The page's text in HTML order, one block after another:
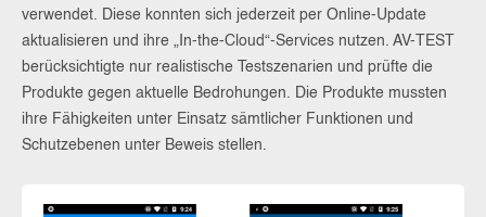
verwendet. Diese konnten sich jederzeit per Online-Update
aktualisieren und ihre „In-the-Cloud“-Services nutzen. AV-TEST
berücksichtigte nur realistische Testszenarien und prüfte die
Produkte gegen aktuelle Bedrohungen. Die Produkte mussten
ihre Fähigkeiten unter Einsatz sämtlicher Funktionen und
Schutzebenen unter Beweis stellen.